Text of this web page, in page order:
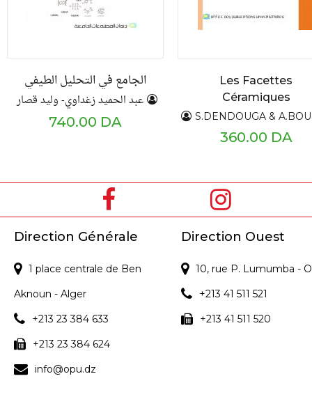
الجامع في التحليل الطيفي
عبد الحميد زغداوي- وليد قصار
740.00 DA
Les Facettes
Céramiques
S.DENDOUGA & A.BOUKEMOUCHE &
360.00 DA
Direction Générale
1 place centrale de Ben
Aknoun - Alger
+213 23 384 633
+213 23 384 624
info@opu.dz
Direction Ouest
10, rue P. Lumumba -
+213 41 511 521
+213 41 511 520